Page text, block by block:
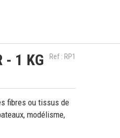
Ref : RP1
- 1 KG
fibres ou tissus de
modélisme,